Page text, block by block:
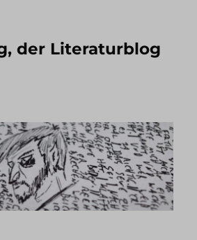
der Literaturblog